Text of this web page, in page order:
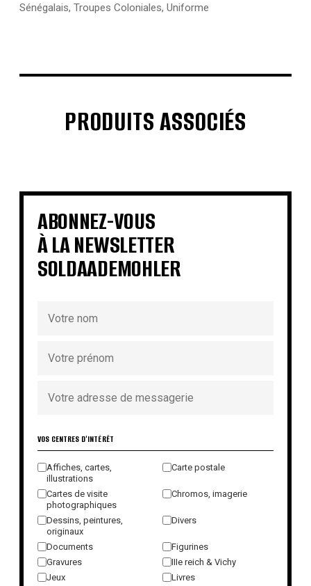
Sénégalais, Troupes Coloniales, Uniforme
PRODUITS ASSOCIÉS
€ €
€ € €
€
€
ABONNEZ-VOUS
À LA NEWSLETTER
SOLDAADEMOHLER
VOS CENTRES D'INTÉRÊT
Affiches, cartes,
illustrations
Carte postale
Cartes de visite
photographiques
Chromos, imagerie
Dessins, peintures,
originaux
Divers
Documents
Figurines
Gravures
IIIe reich & Vichy
Jeux
Livres